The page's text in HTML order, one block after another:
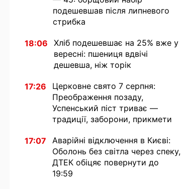
подешевшав після липневого
стрибка
18:06
Хліб подешевшає на 25% вже у
вересні: пшениця вдвічі
дешевша, ніж торік
17:26
Церковне свято 7 серпня:
Преображення позаду,
Успенський піст триває —
традиції, заборони, прикмети
17:07
Аварійні відключення в Києві:
Оболонь без світла через спеку,
ДТЕК обіцяє повернути до
19:59